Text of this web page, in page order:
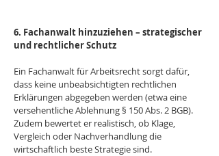
6. Fachanwalt hinzuziehen – strategischer
und rechtlicher Schutz
Ein Fachanwalt für Arbeitsrecht sorgt dafür,
dass keine unbeabsichtigten rechtlichen
Erklärungen abgegeben werden (etwa eine
versehentliche Ablehnung § 150 Abs. 2 BGB).
Zudem bewertet er realistisch, ob Klage,
Vergleich oder Nachverhandlung die
wirtschaftlich beste Strategie sind.